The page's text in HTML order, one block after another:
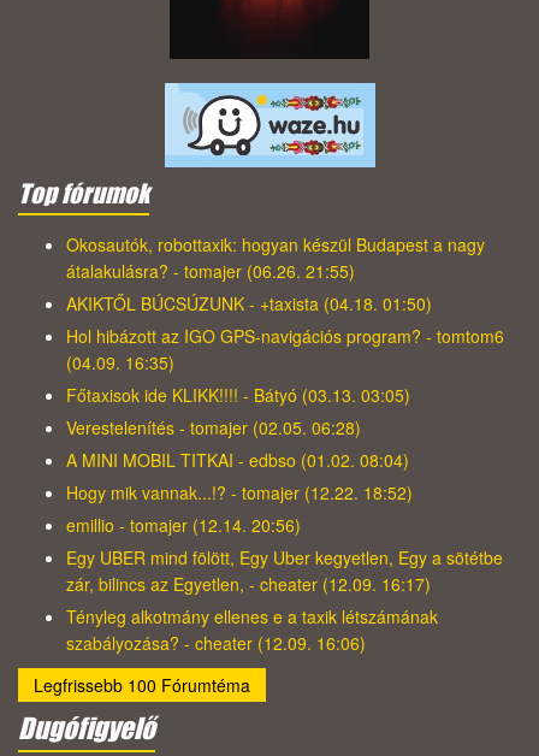
Top fórumok
Okosautók, robottaxik: hogyan készül Budapest a nagy
átalakulásra? - tomajer (06.26. 21:55)
AKIKTŐL BÚCSÚZUNK - +taxista (04.18. 01:50)
Hol hibázott az IGO GPS-navigációs program? - tomtom6
(04.09. 16:35)
Főtaxisok ide KLIKK!!!! - Bátyó (03.13. 03:05)
Verestelenítés - tomajer (02.05. 06:28)
A MINI MOBIL TITKAI - edbso (01.02. 08:04)
Hogy mik vannak...!? - tomajer (12.22. 18:52)
emillio - tomajer (12.14. 20:56)
Egy UBER mind fölött, Egy Uber kegyetlen, Egy a sötétbe
zár, bilincs az Egyetlen, - cheater (12.09. 16:17)
Tényleg alkotmány ellenes e a taxik létszámának
szabályozása? - cheater (12.09. 16:06)
Legfrissebb 100 Fórumtéma
Dugófigyelő